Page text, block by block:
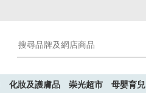
化妝及護膚品 崇光超市 母嬰育兒